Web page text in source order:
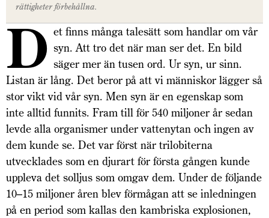
rättigheter förbehållna.
D et finns många talesätt som handlar om vår
syn. Att tro det när man ser det. En bild
säger mer än tusen ord. Ur syn, ur sinn.
Listan är lång. Det beror på att vi människor lägger så
stor vikt vid vår syn. Men syn är en egenskap som
inte alltid funnits. Fram till för 540 miljoner år sedan
levde alla organismer under vattenytan och ingen av
dem kunde se. Det var först när trilobiterna
utvecklades som en djurart för första gången kunde
uppleva det solljus som omgav dem. Under de följande
10–15 miljoner åren blev förmågan att se inledningen
på en period som kallas den kambriska explosionen,